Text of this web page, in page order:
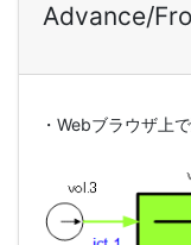
Advance/
・Webブラウザ上